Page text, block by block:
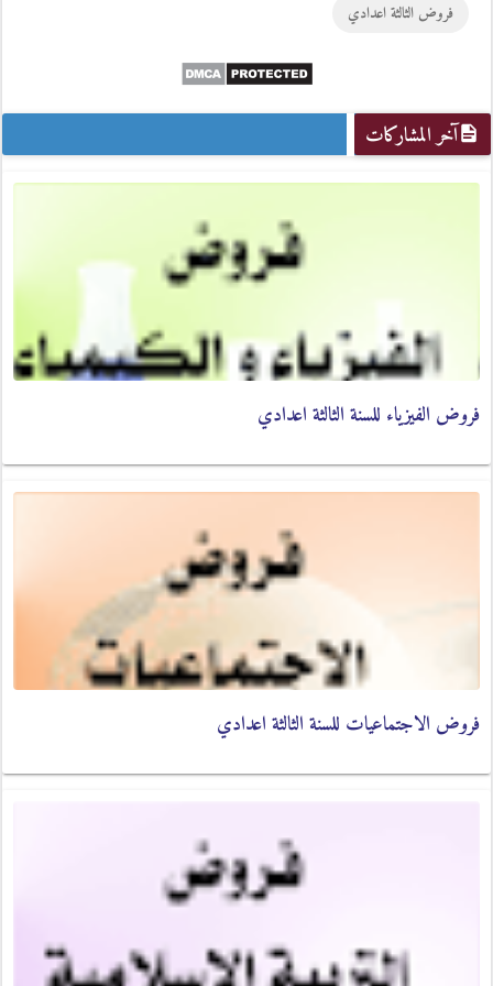
فروض الثالثة اعدادي
آخر المشاركات
فروض الفيزياء للسنة الثالثة اعدادي
فروض الاجتماعيات للسنة الثالثة اعدادي